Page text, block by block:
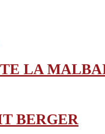
LA
BERGER